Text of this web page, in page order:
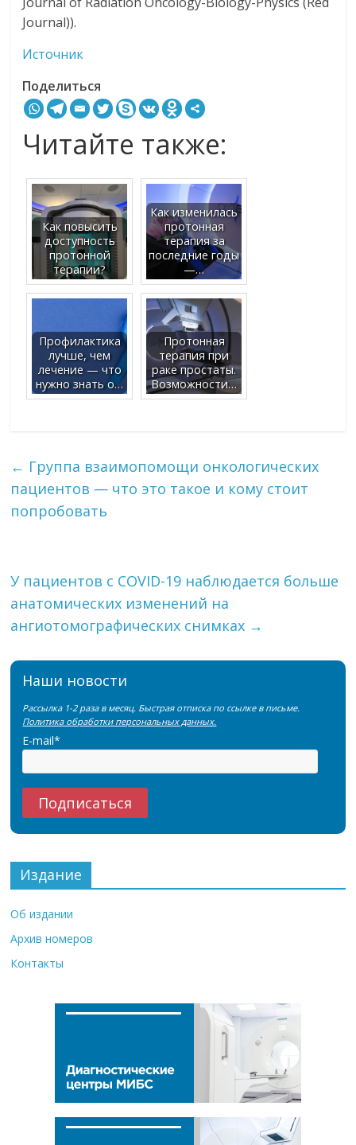
Journal)).
Источник
Поделиться
Читайте также:
Как повысить
доступность
протонной
терапии?
Как изменилась
протонная
терапия за
последние годы
—…
Профилактика
лучше, чем
лечение — что
нужно знать о…
Протонная
терапия при
раке простаты.
Возможности…
← Группа взаимопомощи онкологических
пациентов — что это такое и кому стоит
попробовать
У пациентов с COVID-19 наблюдается больше
анатомических изменений на
ангиотомографических снимках →
Наши новости
Рассылка 1-2 раза в месяц. Быстрая отписка по ссылке в письме.
Политика обработки персональных данных.
E-mail*
Издание
Об издании
Архив номеров
Контакты